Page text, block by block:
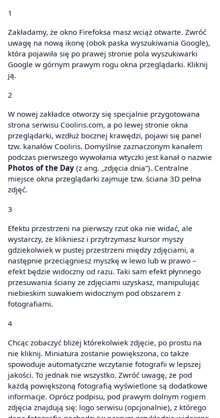
1
Zakładamy, że okno Firefoksa masz wciąż otwarte. Zwróć
uwagę na nową ikonę (obok paska wyszukiwania Google),
która pojawiła się po prawej stronie pola wyszukiwarki
Google w górnym prawym rogu okna przeglądarki. Kliknij
ją.
2
W nowej zakładce otworzy się specjalnie przygotowana
strona serwisu Cooliris.com, a po lewej stronie okna
przeglądarki, wzdłuż bocznej krawędzi, pojawi się panel
tzw. kanałów Cooliris. Domyślnie zaznaczonym kanałem
podczas pierwszego wywołania wtyczki jest kanał o nazwie
Photos of the Day (z ang. „zdjęcia dnia”). Centralne
miejsce okna przeglądarki zajmuje tzw. ściana 3D pełna
zdjęć.
3
Efektu przestrzeni na pierwszy rzut oka nie widać, ale
wystarczy, że klikniesz i przytrzymasz kursor myszy
gdziekolwiek w pustej przestrzeni między zdjęciami, a
następnie przeciągniesz myszkę w lewo lub w prawo –
efekt będzie widoczny od razu. Taki sam efekt płynnego
przesuwania ściany ze zdjęciami uzyskasz, manipulując
niebieskim suwakiem widocznym pod obszarem z
fotografiami.
4
Chcąc zobaczyć bliżej którekolwiek zdjęcie, po prostu na
nie kliknij. Miniatura zostanie powiększona, co także
spowoduje automatyczne wczytanie fotografii w lepszej
jakości. To jednak nie wszystko. Zwróć uwagę, że pod
każdą powiększoną fotografią wyświetlone są dodatkowe
informacje. Oprócz podpisu, pod prawym dolnym rogiem
zdjęcia znajdują się: logo serwisu (opcjonalnie), z którego